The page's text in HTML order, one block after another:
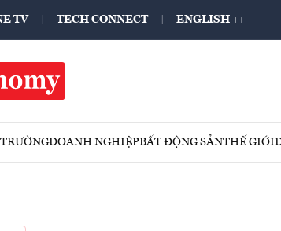
TV TECH CONNECT ENGLISH ++
DOANH NGHIỆPBẤT ĐỘNG SẢNTHẾ GIỚI